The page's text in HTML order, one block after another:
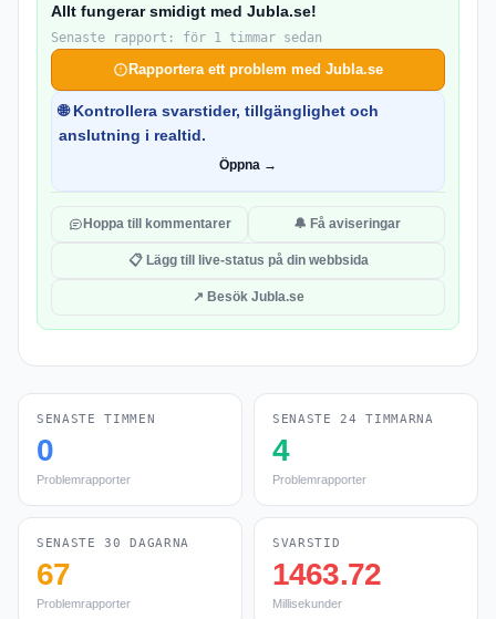
Allt fungerar smidigt med Jubla.se!
Senaste rapport: för 1 timmar sedan
Rapportera ett problem med Jubla.se
🌐 Kontrollera svarstider, tillgänglighet och
anslutning i realtid.
Öppna →
Hoppa till kommentarer 🔔 Få aviseringar
📋 Lägg till live-status på din webbsida
↗ Besök Jubla.se
SENASTE TIMMEN
0
Problemrapporter
SENASTE 24 TIMMARNA
4
Problemrapporter
SENASTE 30 DAGARNA
67
Problemrapporter
SVARSTID
1463.72
Millisekunder